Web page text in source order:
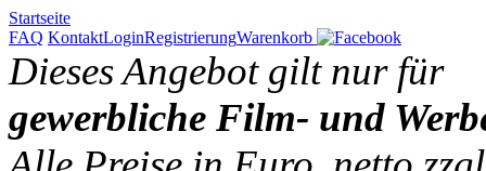
Startseite
FAQ KontaktLoginRegistrierungWarenkorb
Dieses Angebot gilt nur für
gewerbliche Film- und